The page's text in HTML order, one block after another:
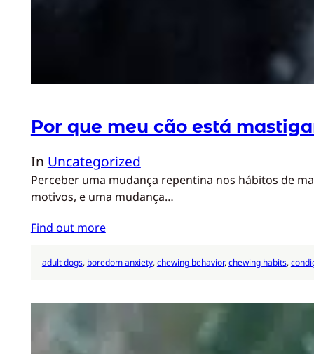
Por que meu cão está
In Uncategorized
Perceber uma mudança repentina nos hábitos de
motivos, e uma mudança…
Find out more
adult dogs, boredom anxiety, chewing behavior, chewing habits,